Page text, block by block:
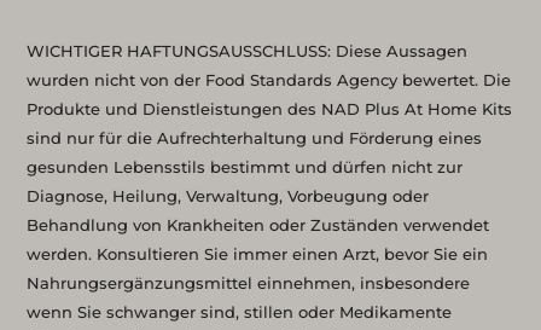
WICHTIGER HAFTUNGSAUSSCHLUSS: Diese Aussagen
wurden nicht von der Food Standards Agency bewertet. Die
Produkte und Dienstleistungen des NAD Plus At Home Kits
sind nur für die Aufrechterhaltung und Förderung eines
gesunden Lebensstils bestimmt und dürfen nicht zur
Diagnose, Heilung, Verwaltung, Vorbeugung oder
Behandlung von Krankheiten oder Zuständen verwendet
werden. Konsultieren Sie immer einen Arzt, bevor Sie ein
Nahrungsergänzungsmittel einnehmen, insbesondere
wenn Sie schwanger sind, stillen oder Medikamente